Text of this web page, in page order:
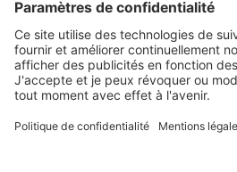
A propos de Dräger
Information